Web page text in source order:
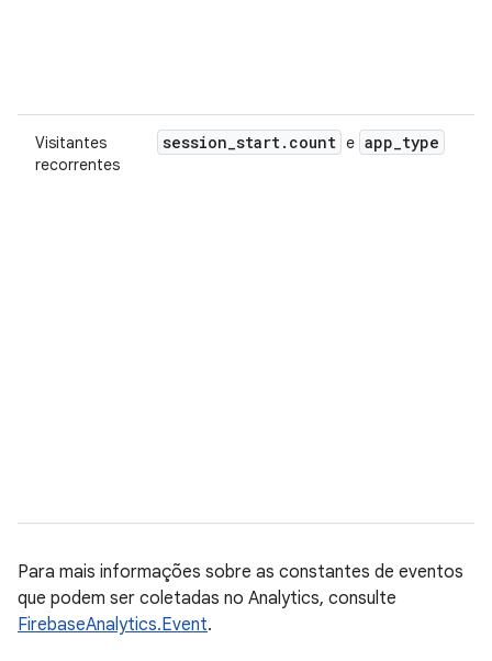
Visitantes
recorrentes
session_start. count e app_type
Para mais informações sobre as constantes de eventos
que podem ser coletadas no Analytics, consulte
FirebaseAnalytics.Event.